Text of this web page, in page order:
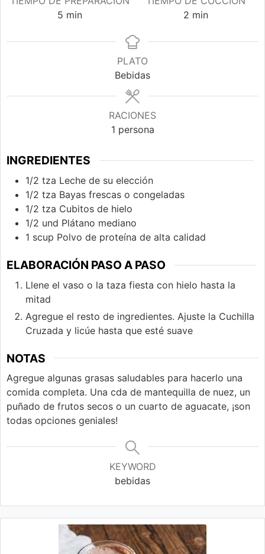
5minutos
min
2minutos
min
PLATO
Bebidas
RACIONES
1 persona
INGREDIENTES
1/2 tza Leche de su elección
1/2 tza Bayas frescas o congeladas
1/2 tza Cubitos de hielo
1/2 und Plátano mediano
1 scup Polvo de proteína de alta calidad
ELABORACIÓN PASO A PASO
Llene el vaso o la taza fiesta con hielo hasta la
mitad
Agregue el resto de ingredientes. Ajuste la Cuchilla
Cruzada y licúe hasta que esté suave
NOTAS
Agregue algunas grasas saludables para hacerlo una
comida completa. Una cda de mantequilla de nuez, un
puñado de frutos secos o un cuarto de aguacate, ¡son
todas opciones geniales!
KEYWORD
bebidas